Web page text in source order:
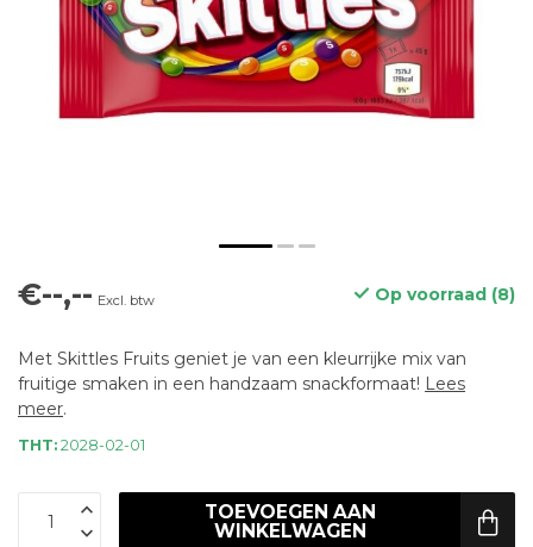
€--,-- Excl. btw Op voorraad (8)
Met Skittles Fruits geniet je van een kleurrijke mix van
fruitige smaken in een handzaam snackformaat! Lees
meer.
THT: 2028-02-01
TOEVOEGEN AAN
WINKELWAGEN